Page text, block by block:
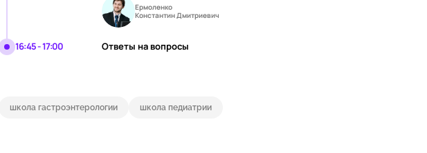
Ермоленко
Константин Дмитриевич
16:45 - 17:00 Ответы на вопросы
школа гастроэнтерологии школа педиатрии